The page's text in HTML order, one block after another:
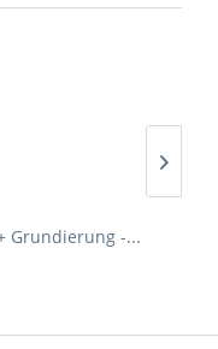
Grundierung -...